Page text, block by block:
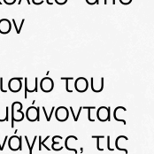
του
τις